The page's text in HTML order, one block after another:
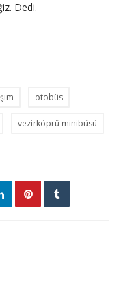
Dedi.
otobüs
vezirköprü minibüsü